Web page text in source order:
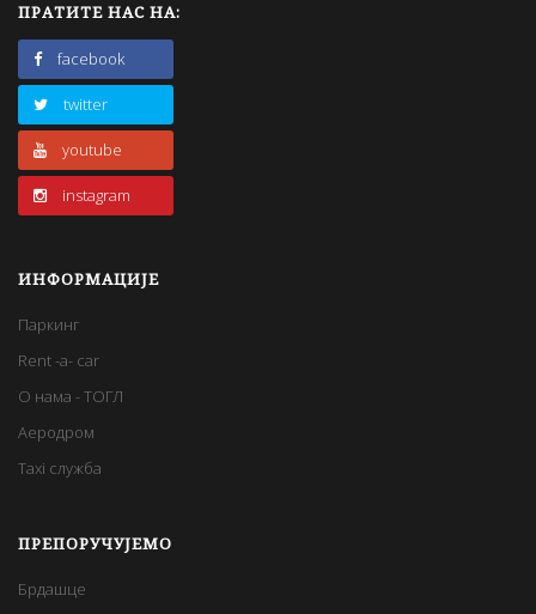
ПРАТИТЕ НАС НА:
facebook
twitter
youtube
instagram
ИНФОРМАЦИЈЕ
Паркинг
Rent -a- car
О нама - ТОГЛ
Аеродром
Taxi служба
ПРЕПОРУЧУЈЕМО
Брдашце